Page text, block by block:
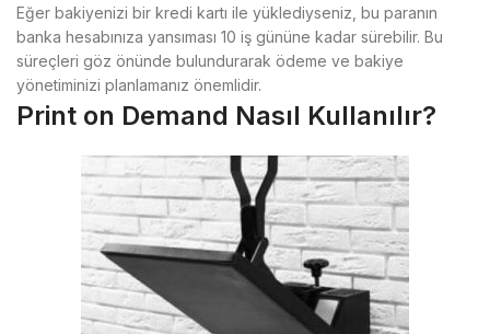
Eğer bakiyenizi bir kredi kartı ile yüklediyseniz, bu paranın
banka hesabınıza yansıması 10 iş gününe kadar sürebilir. Bu
süreçleri göz önünde bulundurarak ödeme ve bakiye
yönetiminizi planlamanız önemlidir.
Print on Demand Nasıl Kullanılır?